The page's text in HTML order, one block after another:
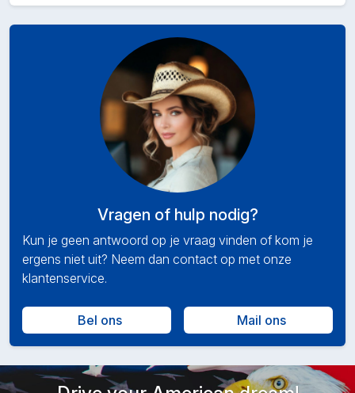
Vragen of hulp nodig?
Kun je geen antwoord op je vraag vinden of kom je
ergens niet uit? Neem dan contact op met onze
klantenservice.
Bel ons Mail ons